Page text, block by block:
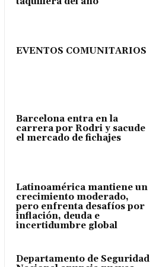
EVENTOS COMUNITARIOS
Barcelona entra en la
carrera por Rodri y sacude
el mercado de fichajes
Latinoamérica mantiene un
crecimiento moderado,
pero enfrenta desafíos por
inflación, deuda e
incertidumbre global
Departamento de Seguridad